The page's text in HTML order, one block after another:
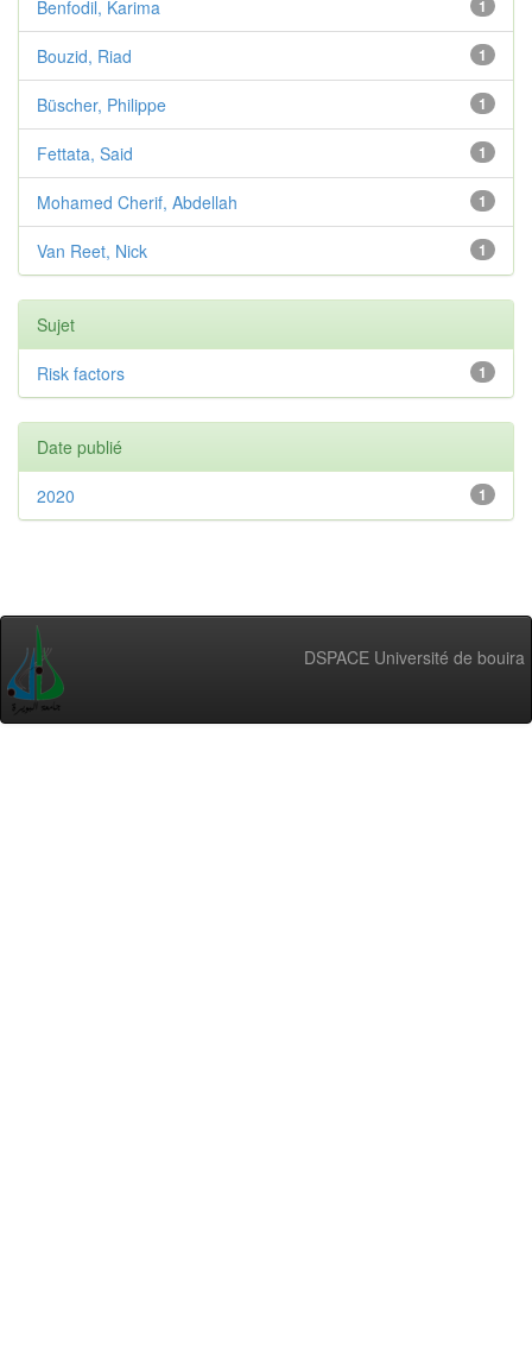
1
Benfodil, Karima
1
Bouzid, Riad
1
Büscher, Philippe
1
Fettata, Said
1
Mohamed Cherif, Abdellah
1
Van Reet, Nick
Sujet
1
Risk factors
Date publié
1
2020
DSPACE Université de bouira